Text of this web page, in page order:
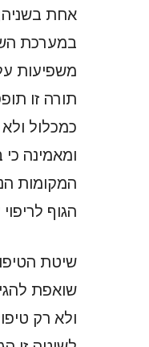
אחת
במערכת
משפיעות
תורה זו
כמכלול
ומאמינה
המקומות
הגוף
שיטת
שואפת
ולא רק